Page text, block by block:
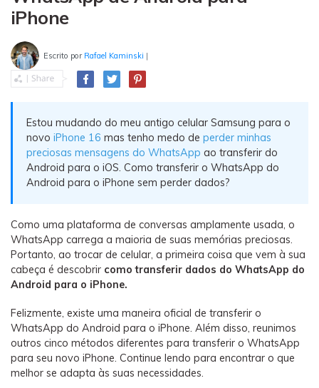
Transferir dados do telefone, dados do
WhatsApp e arquivos entre dispositivos.
WeLastseen
O WeLastseen mantém seu WhatsApp conectado
iPhone
Escrito por Rafael Kaminski |
Estou mudando do meu antigo celular Samsung para o
novoiPhone 16 mas tenho medo deperder minhas
preciosas mensagens do WhatsAppao transferir do
Android para o iOS. Como transferir o WhatsApp do
Android para o iPhone sem perder dados?
Como uma plataforma de conversas amplamente usada, o
WhatsApp carrega a maioria de suas memórias preciosas.
Portanto, ao trocar de celular, a primeira coisa que vem à sua
cabeça é descobrir como transferir dados do WhatsApp do
Android para o iPhone.
Felizmente, existe uma maneira oficial de transferir o
WhatsApp do Android para o iPhone. Além disso, reunimos
outros cinco métodos diferentes para transferir o WhatsApp
para seu novo iPhone. Continue lendo para encontrar o que
melhor se adapta às suas necessidades.